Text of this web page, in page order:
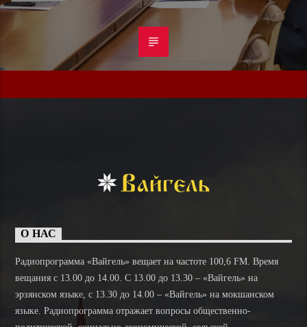
О НАС
Радиопрограмма «Вайгель» вещает на частоте 100,6 FM. Время
вещания с 13.00 до 14.00. C 13.00 до 13.30 – «Вайгель» на
эрзянском языке, с 13.30 до 14.00 – «Вайгель» на мокшанском
языке. Радиопрограмма отражает вопросы общественно-